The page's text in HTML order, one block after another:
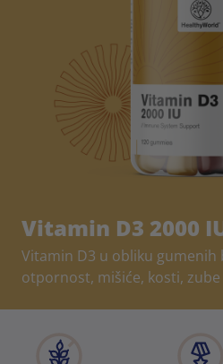
Vitamin D3 2000
Vitamin D3 u obliku gumenih
otpornost, mišiće, kosti,